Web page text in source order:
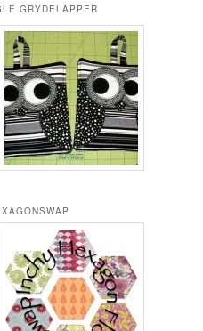
GRYDELAPPER